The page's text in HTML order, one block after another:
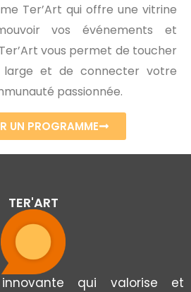
Ter’Art qui offre une vitrine
vos événements et
vous permet de toucher
large et de connecter votre
passionnée.
UN PROGRAMME
TER'ART
qui valorise et